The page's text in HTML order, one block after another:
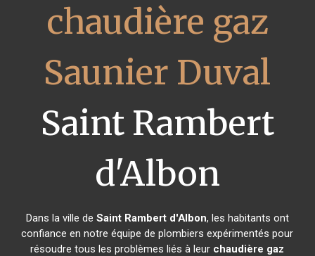
chaudière gaz
Saunier Duval
Saint Rambert
d'Albon
Dans la ville de Saint Rambert d'Albon, les habitants ont
confiance en notre équipe de plombiers expérimentés pour
résoudre tous les problèmes liés à leur chaudière gaz